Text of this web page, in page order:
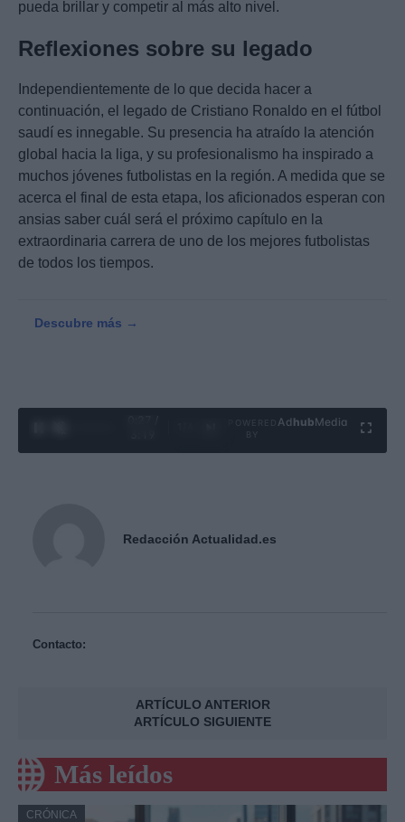
pueda brillar y competir al más alto nivel.
Reflexiones sobre su legado
Independientemente de lo que decida hacer a
continuación, el legado de Cristiano Ronaldo en el fútbol
saudí es innegable. Su presencia ha atraído la atención
global hacia la liga, y su profesionalismo ha inspirado a
muchos jóvenes futbolistas en la región. A medida que se
acerca el final de esta etapa, los aficionados esperan con
ansias saber cuál será el próximo capítulo en la
extraordinaria carrera de uno de los mejores futbolistas
de todos los tiempos.
Descubre más →
Ad hubMedia
Redacción Actualidad.es
Contacto:
ARTÍCULO ANTERIOR
ARTÍCULO SIGUIENTE
Más leídos
CRÓNICA